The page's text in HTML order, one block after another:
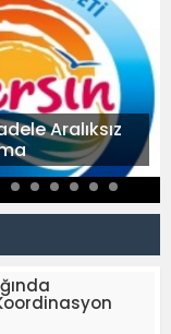
Aralıksız